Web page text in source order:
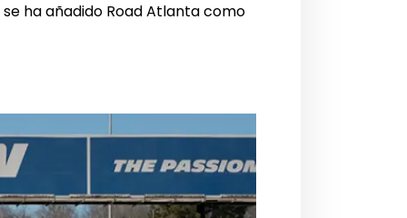
ha añadido Road Atlanta como